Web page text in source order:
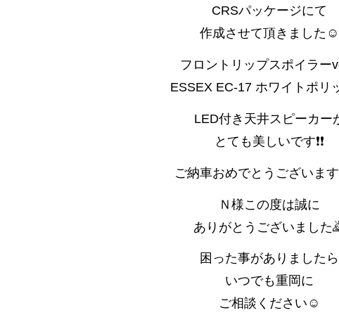
CRSパッケージにて
作成させて頂きました☺️
フロントリップスポイラー
ESSEX EC-17 ホワイトポリ
LED付き天井スピーカー
とても美しいです❗️❗️
ご納車おめでとうございま
Ｎ様この度は誠に
ありがとうございました⁡
困った事がありましたら
いつでも重岡に
ご相談ください☺️